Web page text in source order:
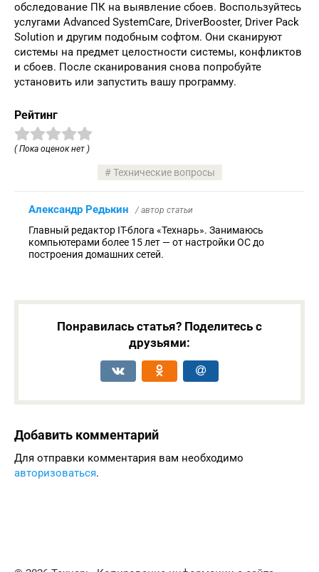
обследование ПК на выявление сбоев. Воспользуйтесь
услугами Advanced SystemCare, DriverBooster, Driver Pack
Solution и другим подобным софтом. Они сканируют
системы на предмет целостности системы, конфликтов
и сбоев. После сканирования снова попробуйте
установить или запустить вашу программу.
Рейтинг
( Пока оценок нет )
Технические вопросы
Александр Редькин / автор статьи
Главный редактор IT-блога «Технарь». Занимаюсь
компьютерами более 15 лет — от настройки ОС до
построения домашних сетей.
Понравилась статья? Поделитесь с
друзьями:
Добавить комментарий
Для отправки комментария вам необходимо
авторизоваться.